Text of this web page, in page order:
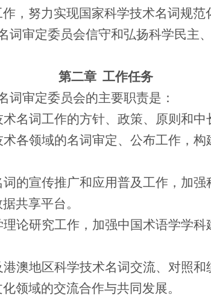
，努力实现国家科学技术名词规范
词审定委员会信守和弘扬科学民主
第二章 工作任务
词审定委员会的主要职责是：
术名词工作的方针、政策、原则和中
术各领域的名词审定、公布工作，
词的宣传推广和应用普及工作，加
共享平台。
理论研究工作，加强中国术语学学
港澳地区科学技术名词交流、对照
领域的交流合作与共同发展。